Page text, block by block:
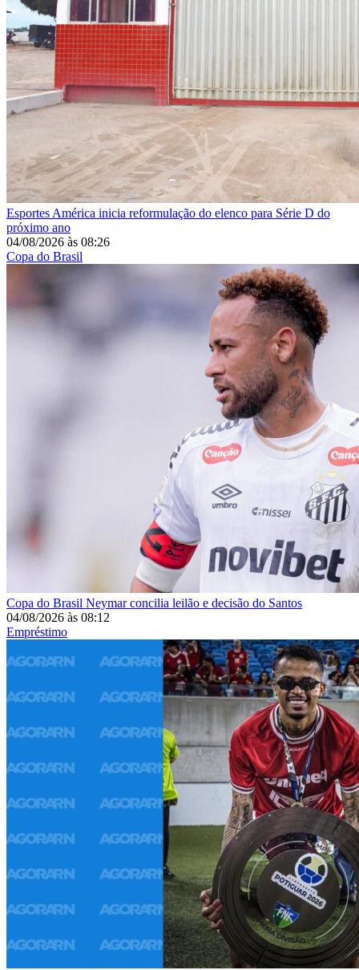
Esportes América inicia reformulação do elenco para Série D do
próximo ano
04/08/2026 às 08:26
Copa do Brasil
Copa do Brasil Neymar concilia leilão e decisão do Santos
04/08/2026 às 08:12
Empréstimo